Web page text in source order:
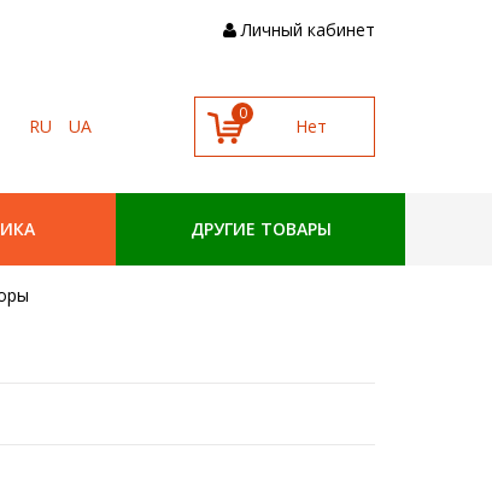
Личный кабинет
RU UA
0
ДРУГИЕ ТОВАРЫ